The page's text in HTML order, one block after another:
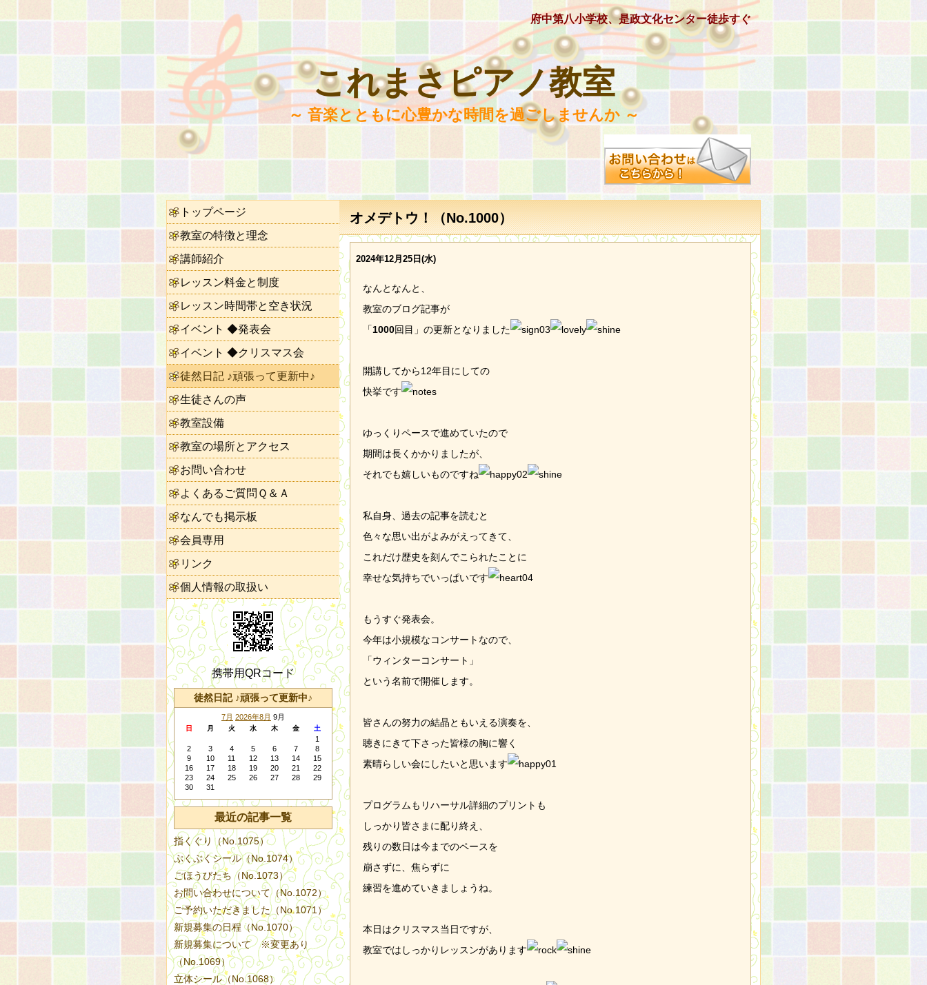
府中第八小学校、是政文化センター徒歩すぐ
これまさピアノ教室
～ 音楽とともに心豊かな時間を過ごしませんか ～
オメデトウ！（No.1000）
2024年12月25日(水)
なんとなんと、
教室のブログ記事が
「1000回目」の更新となりました
開講してから12年目にしての
快挙です
ゆっくりペースで進めていたので
期間は長くかかりましたが、
それでも嬉しいものですね
私自身、過去の記事を読むと
色々な思い出がよみがえってきて、
これだけ歴史を刻んでこられたことに
幸せな気持ちでいっぱいです
もうすぐ発表会。
今年は小規模なコンサートなので、
「ウィンターコンサート」
という名前で開催します。
皆さんの努力の結晶ともいえる演奏を、
聴きにきて下さった皆様の胸に響く
素晴らしい会にしたいと思います
プログラムもリハーサル詳細のプリントも
しっかり皆さまに配り終え、
残りの数日は今までのペースを
崩さずに、焦らずに
練習を進めていきましょうね。
本日はクリスマス当日ですが、
教室ではしっかりレッスンがあります
トップページ
教室の特徴と理念
講師紹介
レッスン料金と制度
レッスン時間帯と空き状況
イベント ◆発表会
イベント ◆クリスマス会
徒然日記 ♪頑張って更新中♪
生徒さんの声
教室設備
教室の場所とアクセス
お問い合わせ
よくあるご質問Ｑ＆Ａ
なんでも掲示板
会員専用
リンク
個人情報の取扱い
携帯用QRコード
徒然日記 ♪頑張って更新中♪
7月 2026年8月 9月
日 月 火 水 木 金 土
1
2
3 4 5 6 7
8
9
10 11 12 13 14
15
16
17 18 19 20 21
22
23
24 25 26 27 28
29
30
31
最近の記事一覧
指くぐり（No.1075）
ぷくぷくシール（No.1074）
ごほうびたち（No.1073）
お問い合わせについて（No.1072）
ご予約いただきました（No.1071）
新規募集の日程（No.1070）
新規募集について ※変更あり
（No.1069）
立体シール（No.1068）